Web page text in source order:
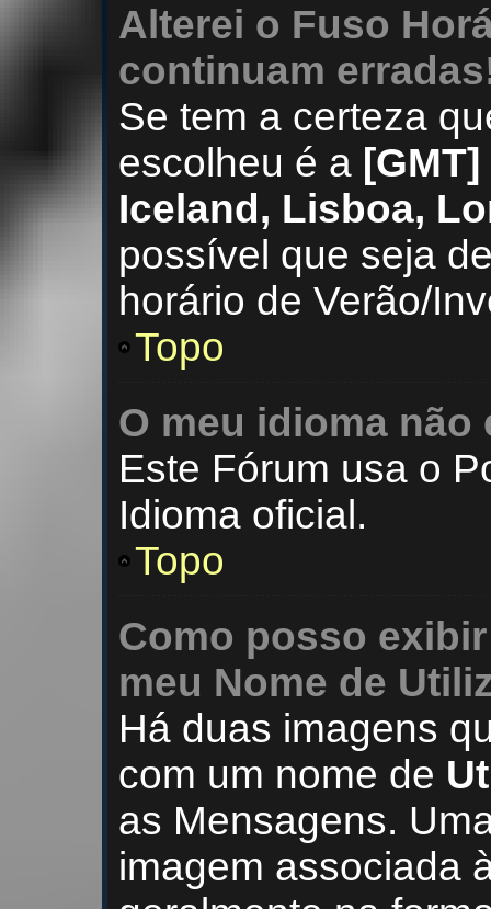
Alterei o Fuso
continuam
Se tem a certeza
escolheu é a
Iceland, Lisboa,
possível que seja
horário de Verão/
Topo
O meu idioma não
Este Fórum usa o
Idioma oficial.
Topo
Como posso
meu Nome de
Há duas imagens
com um nome de
as Mensagens.
imagem associada